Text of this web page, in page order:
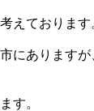
えております
にあります
す。